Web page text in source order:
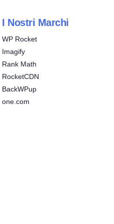
I Nostri Marchi
WP Rocket
Imagify
Rank Math
RocketCDN
BackWPup
one.com